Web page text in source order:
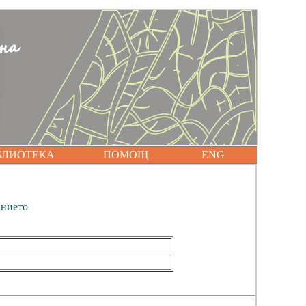
ПОМОЩ ENG